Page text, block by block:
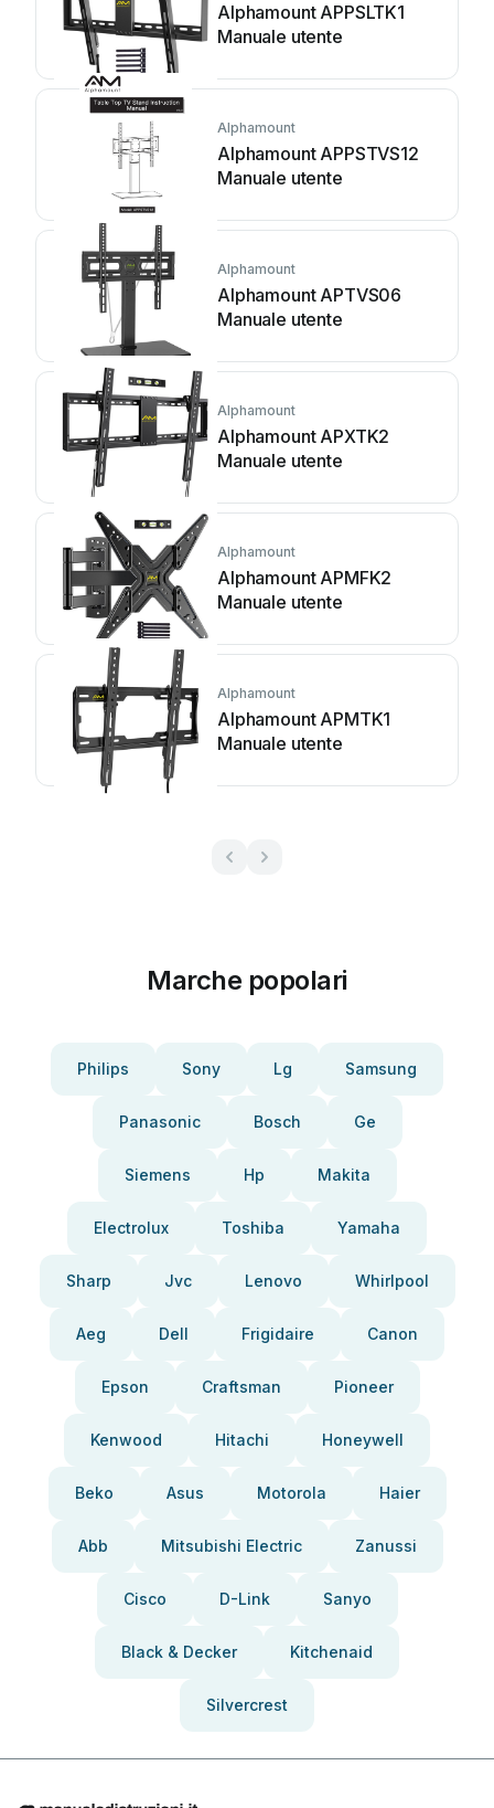
Alphamount APPSLTK1
Manuale utente
Alphamount
Alphamount APPSTVS12
Manuale utente
Alphamount
Alphamount APTVS06
Manuale utente
Alphamount
Alphamount APXTK2
Manuale utente
Alphamount
Alphamount APMFK2
Manuale utente
Alphamount
Alphamount APMTK1
Manuale utente
Marche popolari
Philips Sony Lg Samsung
Panasonic Bosch Ge
Siemens Hp Makita
Electrolux Toshiba Yamaha
Sharp Jvc Lenovo Whirlpool
Aeg Dell Frigidaire Canon
Epson Craftsman Pioneer
Kenwood Hitachi Honeywell
Beko Asus Motorola Haier
Abb Mitsubishi Electric Zanussi
Cisco D-Link Sanyo
Black & Decker Kitchenaid
Silvercrest